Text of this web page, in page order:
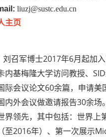
liuzj@sustc.edu.cn
主页
刘召军博士2017年6月起加
内基梅隆大学访问教授、
际会议论文60余篇，申请美
内外会议做邀请报告30余
界领先，其中包括：世界上
至2016年）、第一次展示